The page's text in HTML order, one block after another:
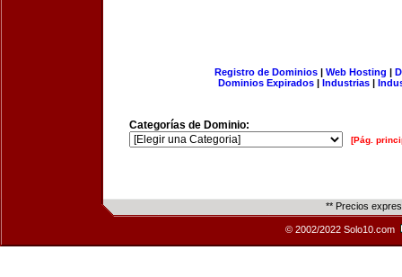
Registro de Dominios| Web Hosting |
Dominios Expirados | Industrias |
Categorías de Dominio:
[Pág.
** Precios
© 2002/2022 Solo10.com